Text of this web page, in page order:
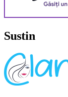
Sustin